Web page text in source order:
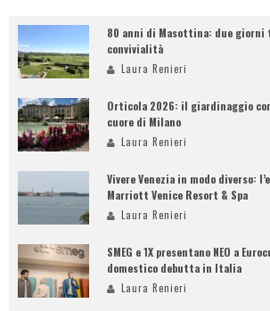
80 anni di Masottina: due giorni
convivialità
Laura Renieri
Orticola 2026: il giardinaggio
cuore di Milano
Laura Renieri
Vivere Venezia in modo diverso:
Marriott Venice Resort & Spa
Laura Renieri
SMEG e 1X presentano NEO a
domestico debutta in Italia
Laura Renieri